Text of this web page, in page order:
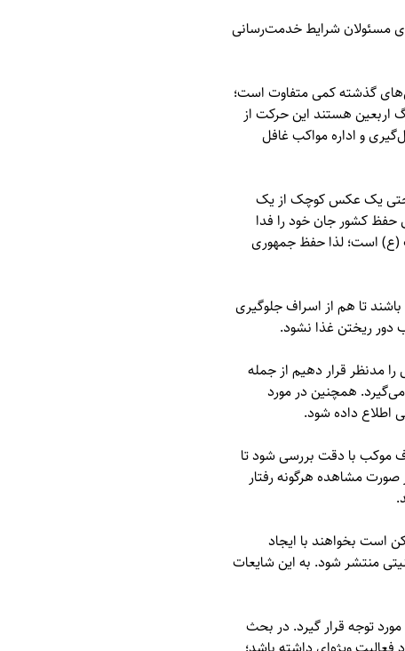
مسئولان شرایط خدمت‌رسانی
گذشته کمی متفاوت است؛
اربعین هستند این حرکت از
و اداره مواکب غافل
حتی یک عکس کوچک از یک
حفظ کشور جان خود را فدا
(ع) است؛ لذا حفظ جمهوری
تا هم از اسراف جلوگیری
دور ریختن غذا نشود.
مدنظر قرار دهیم از جمله
می‌گیرد. همچنین در مورد
اطلاع داده شود.
موکب با دقت بررسی شود تا
مشاهده هرگونه رفتار
است بخواهند با ایجاد
منتشر شود. به این شایعات
توجه قرار گیرد. در بحث